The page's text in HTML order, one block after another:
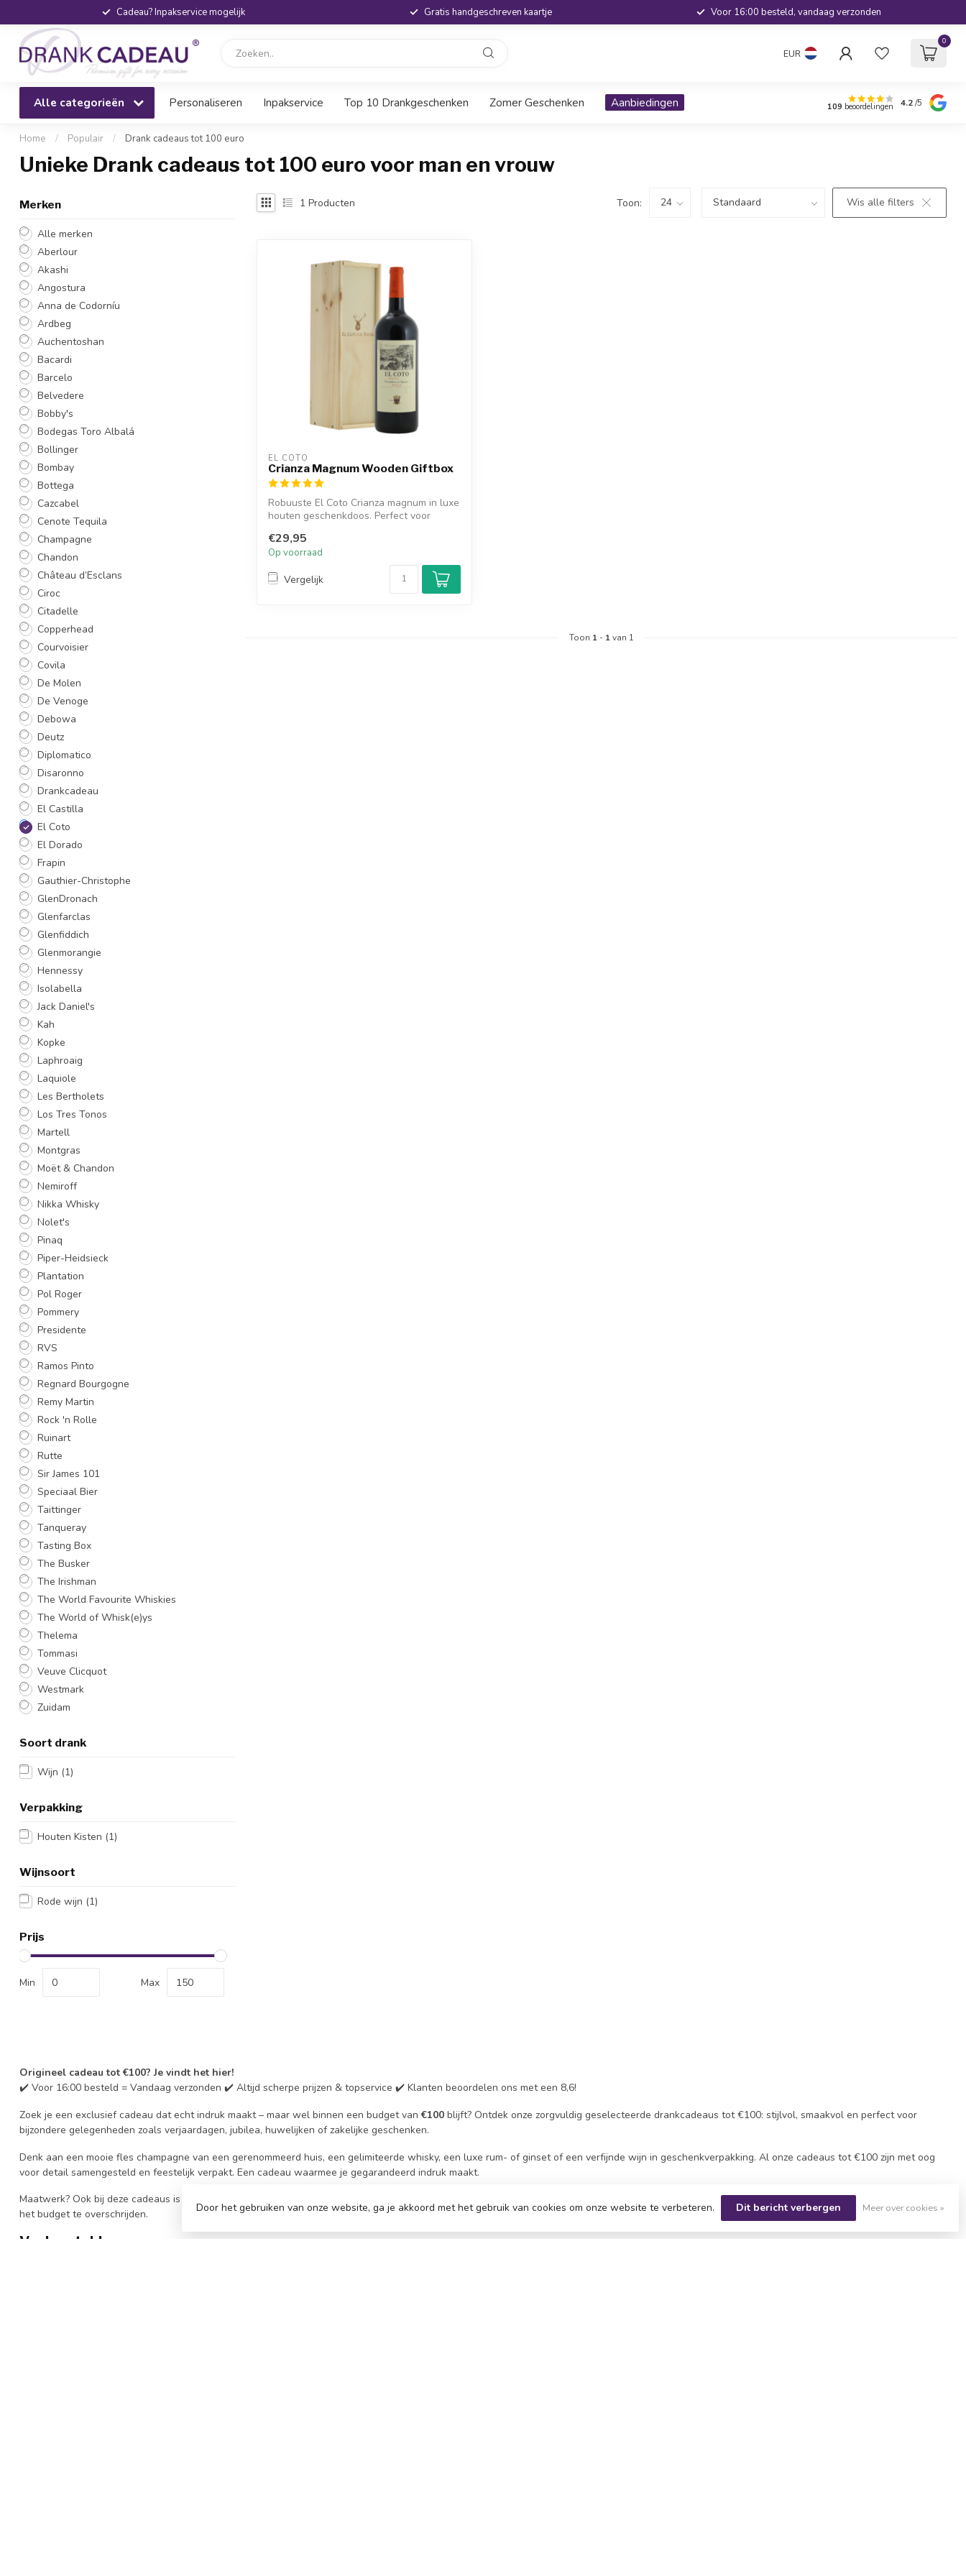
Cadeau? Inpakservice mogelijk Gratis handgeschreven kaartje Voor 16:00 besteld, vandaag verzonden
EUR
0
Alle categorieën Personaliseren Inpakservice Top 10 Drankgeschenken Zomer Geschenken Aanbiedingen 109 beoordelingen 4.2/5
Home / Populair / Drank cadeaus tot 100 euro
Unieke Drank cadeaus tot 100 euro voor man en vrouw
Merken
Alle merken
Aberlour
Akashi
Angostura
Anna de Codorníu
Ardbeg
Auchentoshan
Bacardi
Barcelo
Belvedere
Bobby's
Bodegas Toro Albalá
Bollinger
Bombay
Bottega
Cazcabel
Cenote Tequila
Champagne
Chandon
Château d’Esclans
Ciroc
Citadelle
Copperhead
Courvoisier
Covila
De Molen
De Venoge
Debowa
Deutz
Diplomatico
Disaronno
Drankcadeau
El Castilla
El Coto
El Dorado
Frapin
Gauthier-Christophe
GlenDronach
Glenfarclas
Glenfiddich
Glenmorangie
Hennessy
Isolabella
Jack Daniel's
Kah
Kopke
Laphroaig
Laquiole
Les Bertholets
Los Tres Tonos
Martell
Montgras
Moët & Chandon
Nemiroff
Nikka Whisky
Nolet's
Pinaq
Piper-Heidsieck
Plantation
Pol Roger
Pommery
Presidente
RVS
Ramos Pinto
Regnard Bourgogne
Remy Martin
Rock 'n Rolle
Ruinart
Rutte
Sir James 101
Speciaal Bier
Taittinger
Tanqueray
Tasting Box
The Busker
The Irishman
The World Favourite Whiskies
The World of Whisk(e)ys
Thelema
Tommasi
Veuve Clicquot
Westmark
Zuidam
Soort drank
Wijn (1)
Verpakking
Houten Kisten (1)
Wijnsoort
Rode wijn (1)
Prijs
Min Max
1 Producten Toon: Wis alle filters
EL COTO
Crianza Magnum Wooden Giftbox
Robuuste El Coto Crianza magnum in luxe
houten geschenkdoos. Perfect voor
€29,95
Op voorraad
Vergelijk
Toon 1 - 1van 1
Origineel cadeau tot €100? Je vindt het hier!
✔️ Voor 16:00 besteld = Vandaag verzonden ✔️ Altijd scherpe prijzen & topservice ✔️ Klanten beoordelen ons met een 8,6!
Zoek je een exclusief cadeau dat echt indruk maakt – maar wel binnen een budget van€100 blijft? Ontdek onze zorgvuldig geselecteerde drankcadeaus tot €100: stijlvol, smaakvol en perfect voor
bijzondere gelegenheden zoals verjaardagen, jubilea, huwelijken of zakelijke geschenken.
Denk aan een mooie fles champagne van een gerenommeerd huis, een gelimiteerde whisky, een luxe rum- of ginset of een verfijnde wijn in geschenkverpakking. Al onze cadeaus tot €100 zijn met oog
voor detail samengesteld en feestelijk verpakt. Een cadeau waarmee je gegarandeerd indruk maakt.
Maatwerk? Ook bij deze cadeaus is dat mogelijk. Voeg een persoonlijke boodschap toe of kies voor een luxe verpakking passend bij het moment. Zo geef je een exclusief en persoonlijk geschenk, zonder
het budget te overschrijden.
Veelgestelde vragen
Door het gebruiken van onze website, ga je akkoord met het gebruik van cookies om onze website te verbeteren. Dit bericht verbergen Meer over cookies »